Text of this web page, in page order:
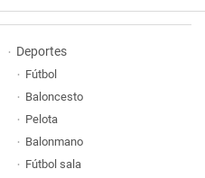
Deportes
Fútbol
Baloncesto
Pelota
Balonmano
Fútbol sala